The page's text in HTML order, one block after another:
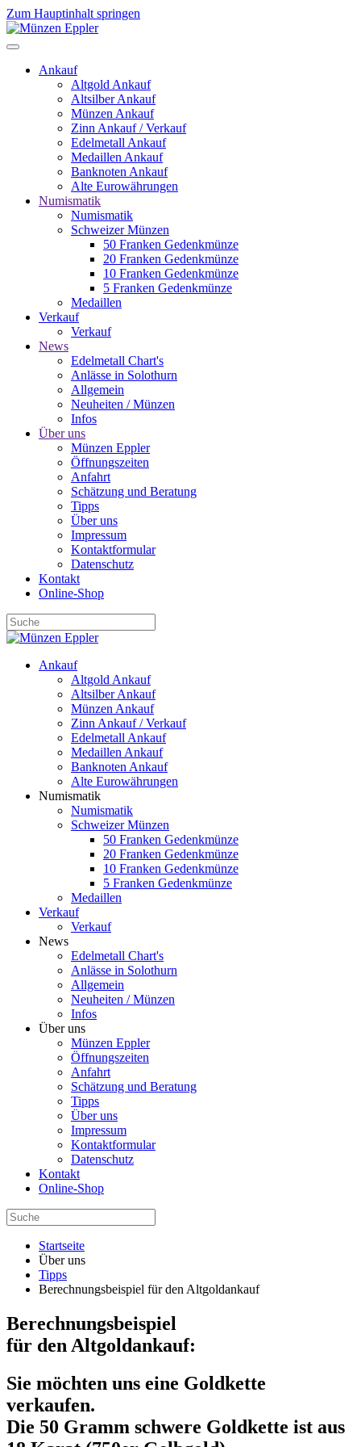
Zum Hauptinhalt springen
Ankauf
Altgold Ankauf
Altsilber Ankauf
Münzen Ankauf
Zinn Ankauf / Verkauf
Edelmetall Ankauf
Medaillen Ankauf
Banknoten Ankauf
Alte Eurowährungen
Numismatik
Numismatik
Schweizer Münzen
50 Franken Gedenkmünze
20 Franken Gedenkmünze
10 Franken Gedenkmünze
5 Franken Gedenkmünze
Medaillen
Verkauf
Verkauf
News
Edelmetall Chart's
Anlässe in Solothurn
Allgemein
Neuheiten / Münzen
Infos
Über uns
Münzen Eppler
Öffnungszeiten
Anfahrt
Schätzung und Beratung
Tipps
Über uns
Impressum
Kontaktformular
Datenschutz
Kontakt
Online-Shop
Ankauf
Altgold Ankauf
Altsilber Ankauf
Münzen Ankauf
Zinn Ankauf / Verkauf
Edelmetall Ankauf
Medaillen Ankauf
Banknoten Ankauf
Alte Eurowährungen
Numismatik
Numismatik
Schweizer Münzen
50 Franken Gedenkmünze
20 Franken Gedenkmünze
10 Franken Gedenkmünze
5 Franken Gedenkmünze
Medaillen
Verkauf
Verkauf
News
Edelmetall Chart's
Anlässe in Solothurn
Allgemein
Neuheiten / Münzen
Infos
Über uns
Münzen Eppler
Öffnungszeiten
Anfahrt
Schätzung und Beratung
Tipps
Über uns
Impressum
Kontaktformular
Datenschutz
Kontakt
Online-Shop
Startseite
Über uns
Tipps
Berechnungsbeispiel für den Altgoldankauf
Berechnungsbeispiel
für den Altgoldankauf:
Sie möchten uns eine Goldkette
verkaufen.
Die 50 Gramm schwere Goldkette ist aus